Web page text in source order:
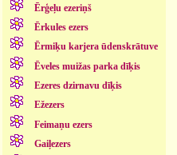
Ērģeļu ezeriņš
Ērkules ezers
Ērmiķu karjera ūdenskrātuve
Ēveles muižas parka dīķis
Ezeres dzirnavu dīķis
Ežezers
Feimaņu ezers
Gaiļezers